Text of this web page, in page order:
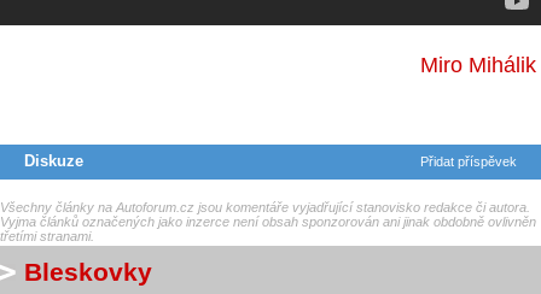
Miro Mihálik
Diskuze Přidat příspěvek
Všechny články na Autoforum.cz jsou komentáře vyjadřující stanovisko redakce či autora.
Vyjma článků označených jako inzerce není obsah sponzorován ani jinak obdobně ovlivněn
třetími stranami.
Bleskovky